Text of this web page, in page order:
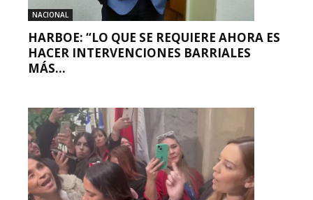
NACIONAL
HARBOE: “LO QUE SE REQUIERE AHORA ES
HACER INTERVENCIONES BARRIALES
MÁS...